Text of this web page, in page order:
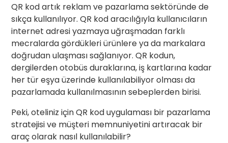
QR kod artık reklam ve pazarlama sektöründe de
sıkça kullanılıyor. QR kod aracılığıyla kullanıcıların
internet adresi yazmaya uğraşmadan farklı
mecralarda gördükleri ürünlere ya da markalara
doğrudan ulaşması sağlanıyor. QR kodun,
dergilerden otobüs duraklarına, iş kartlarına kadar
her tür eşya üzerinde kullanılabiliyor olması da
pazarlamada kullanılmasının sebeplerden birisi.
Peki, oteliniz için QR kod uygulaması bir pazarlama
stratejisi ve müşteri memnuniyetini artıracak bir
araç olarak nasıl kullanılabilir?